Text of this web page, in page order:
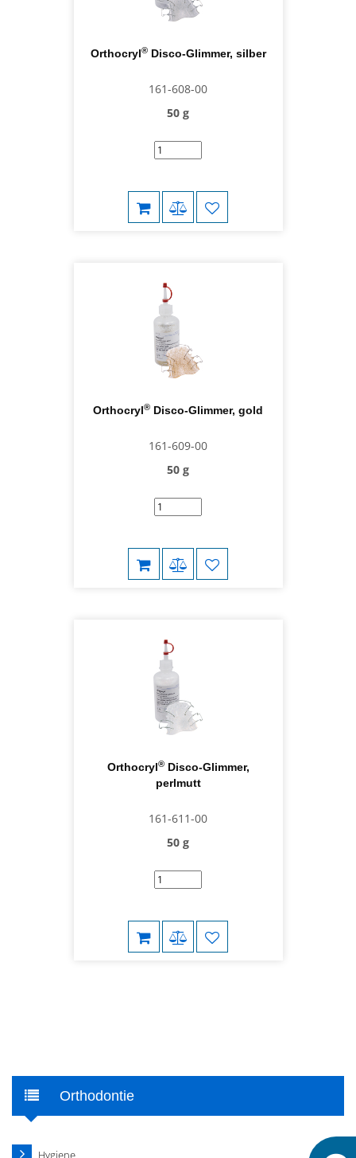
Orthocryl®Disco-Glimmer, silber
161-608-00
50 g
Orthocryl® Disco-Glimmer, gold
161-609-00
50 g
Orthocryl®Disco-Glimmer,
perlmutt
161-611-00
50 g
Orthodontie
Hygiene